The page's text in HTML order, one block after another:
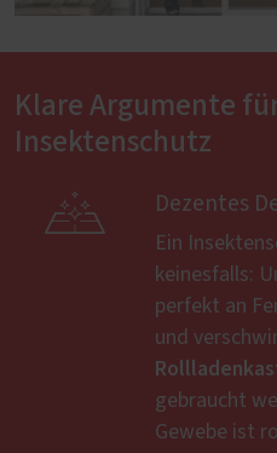
Klare Argumente
Insektenschutz
 Dezentes
Ein
keinesfalls:
perfekt an
und
gebraucht
Gewebe ist